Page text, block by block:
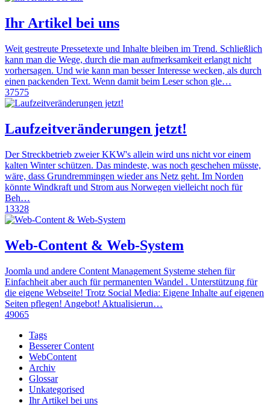
Ihr Artikel bei uns
Weit gestreute Pressetexte und Inhalte bleiben im Trend. Schließlich
kann man die Wege, durch die man aufmerksamkeit erlangt nicht
vorhersagen. Und wie kann man besser Interesse wecken, als durch
einen packenden Text. Wenn damit beim Leser schon gle…
37575
Laufzeitveränderungen jetzt!
Der Streckbetrieb zweier KKW's allein wird uns nicht vor einem
kalten Winter schützen. Das mindeste, was noch geschehen müsste,
wäre, dass Grundremmingen wieder ans Netz geht. Im Norden
könnte Windkraft und Strom aus Norwegen vielleicht noch für
Beh…
13328
Web-Content & Web-System
Joomla und andere Content Management Systeme stehen für
Einfachheit aber auch für permanenten Wandel . Unterstützung für
die eigene Webseite! Trotz Social Media: Eigene Inhalte auf eigenen
Seiten pflegen! Angebot! Aktualisierun…
49065
Tags
Besserer Content
WebContent
Archiv
Glossar
Unkategorised
Ihr Artikel bei uns